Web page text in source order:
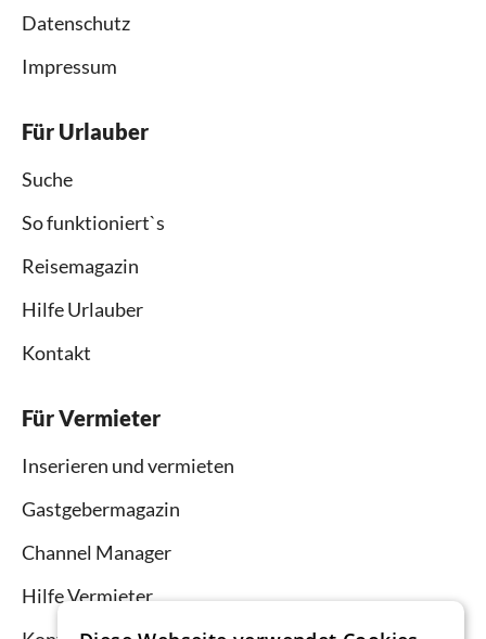
Datenschutz
Impressum
Für Urlauber
Suche
So funktioniert`s
Reisemagazin
Hilfe Urlauber
Kontakt
Für Vermieter
Inserieren und vermieten
Gastgebermagazin
Channel Manager
Hilfe Vermieter